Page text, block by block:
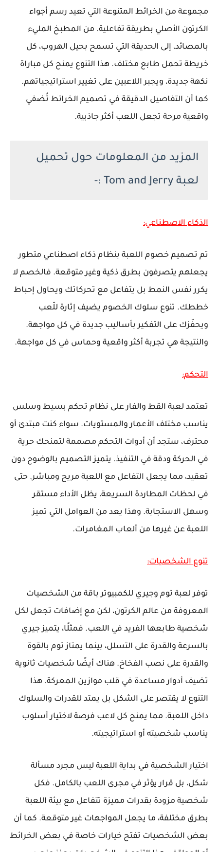
مجموعة من الخرائط المتنوعة التي تعيد رسم أجواء
الكرتون الأصلي بطريقة تفاعلية. من المطبخ المليء
بالمصائد، إلى الحديقة التي تسمح بحيل الهروب، كل
خريطة تحمل طابع مختلف. هذا التنوع يمنح كل مباراة
نكهة جديدة، ويجبر اللاعبين على تغيير استراتيجياتهم.
كما أن التفاصيل الدقيقة في تصميم الخرائط تُضفي
واقعية مرحة تجعل اللعب أكثر جاذبية.
المزيد من المعلومات حول تحميل
لعبة Tom and Jerry :-
الذكاء الاصطناعي:
تم تصميم خصوم اللعبة بنظام ذكاء اصطناعي متطور
يجعلهم يتصرفون بطرق ذكية وغير متوقعة. فالخصم لا
يكرر نفس النمط بل يتفاعل مع تحركاتك ويحاول إحباط
خططك. تنوع سلوك الخصوم يضيف إثارة للّعب
ويحفّزك على التفكير بأساليب جديدة في كل مواجهة.
والنتيجة هي تجربة أكثر واقعية وحماس في كل مواجهة.
التحكم:
تعتمد لعبة القط والفار على نظام تحكم بسيط وسلس
يناسب مختلف الأعمار والمستويات. سواء كنت مبتدئ أو
محترف، ستجد أن أدوات التحكم مصممة لتمنحك حرية
في الحركة ودقة في التنفيذ. يتميز التصميم بالوضوح دون
تعقيد، مما يجعل التفاعل مع اللعبة مريح ومباشر. حتى
في لحظات المطاردة السريعة، يظل الأداء مستقر
وسهل الاستجابة. وهذا يعد من العوامل التي تميز
اللعبة عن غيرها من ألعاب المغامرات.
تنوع الشخصيات:
توفر لعبة توم وجيري للكمبيوتر باقة من الشخصيات
المعروفة من عالم الكرتون، لكن مع إضافات تجعل لكل
شخصية طابعها الفريد في اللعب. فمثلًا، يتميز جيري
بالسرعة والقدرة على التسلل، بينما يمتاز توم بالقوة
والقدرة على نصب الفخاخ. هناك أيضًا شخصيات ثانوية
تضيف أدوار مساعدة في قلب موازين المعركة. هذا
التنوع لا يقتصر على الشكل بل يمتد للقدرات والسلوك
داخل اللعبة. مما يمنح كل لاعب فرصة لاختيار أسلوب
يناسب شخصيته أو استراتيجيته.
اختيار الشخصية في بداية اللعبة ليس مجرد مسألة
شكل، بل قرار يؤثر في مجرى اللعب بالكامل. فكل
شخصية مزودة بقدرات مميزة تتفاعل مع بيئة اللعبة
بطرق مختلفة، ما يجعل المواجهات غير متوقعة. كما أن
بعض الشخصيات تفتح خيارات خاصة في بعض الخرائط